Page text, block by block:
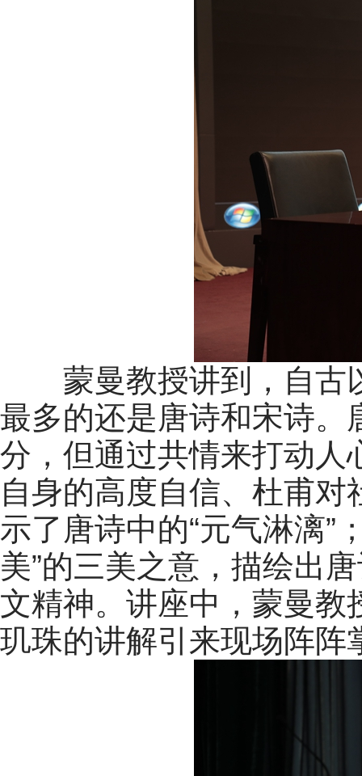
蒙曼教授讲到，自古
最多的还是唐诗和宋诗。
分，但通过共情来打动人
自身的高度自信、杜甫
示了唐诗中的“元气淋漓”
美”的三美之意，描绘出
文精神。讲座中，蒙曼教
玑珠的讲解引来现场阵阵